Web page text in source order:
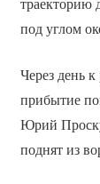
траекторию
под углом
Через день
прибытие
Юрий
поднят из